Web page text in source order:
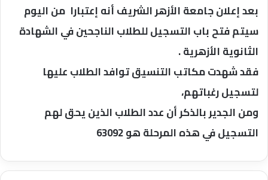
بعد إعلان جامعة الأزهر الشريف أنه إعتبارا من اليوم
سيتم فتح باب التسجيل للطلاب الناجحين في الشهادة
الثانوية الأزهرية .
فقد شهدت مكاتب التنسيق توافد الطلاب عليها
لتسجيل رغباتهم،
ومن الجدير بالذكر أن عدد الطلاب الذين يحق لهم
التسجيل في هذه المرحلة هو 63092